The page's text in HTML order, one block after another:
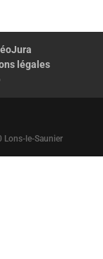
légales
Lons-le-Saunier